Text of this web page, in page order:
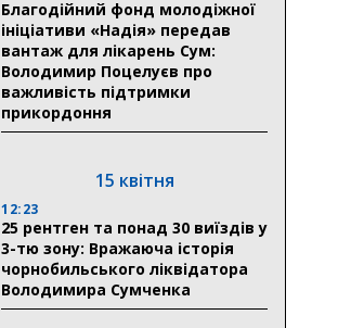
Благодійний фонд молодіжної
ініціативи «Надія» передав
вантаж для лікарень Сум:
Володимир Поцелуєв про
важливість підтримки
прикордоння
15 квітня
12:23
25 рентген та понад 30 виїздів у
3-тю зону: Вражаюча історія
чорнобильського ліквідатора
Володимира Сумченка